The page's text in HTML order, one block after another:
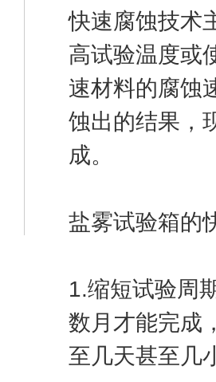
快速腐蚀技术
高试验温度或
速材料的腐蚀
蚀出的结果，
成。
盐雾试验箱的
1.缩短试验周
数月才能完成
至几天甚至几